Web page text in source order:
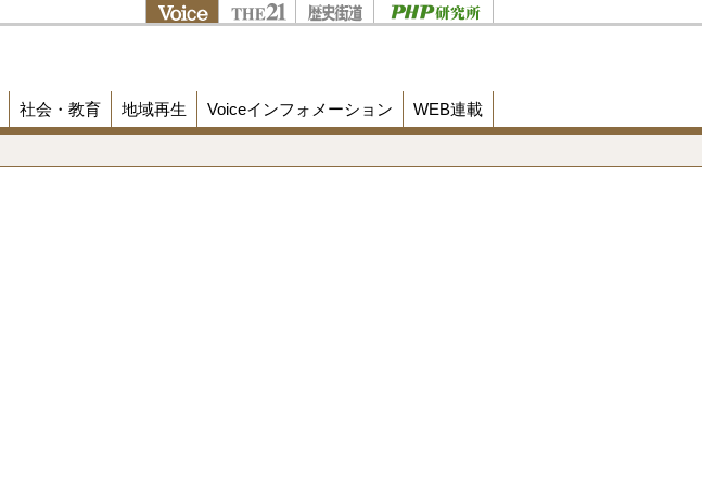
社会・教育 地域再生 Voiceインフォメーション WEB連載